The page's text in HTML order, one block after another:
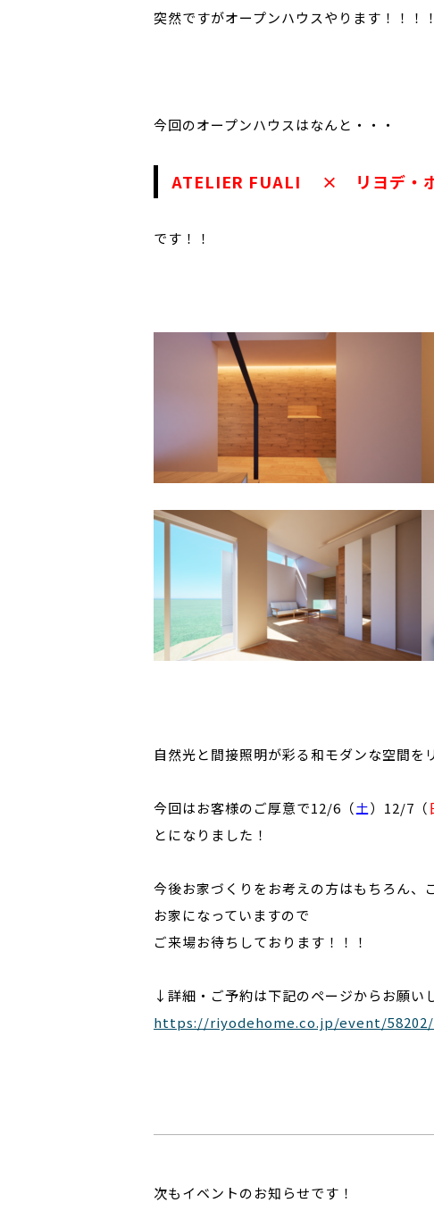
突然ですがオープンハウスやります！！！
今回のオープンハウスはなんと・・・
ATELIER FUALI × リヨデ・
です！！
自然光と間接照明が彩る和モダンな空間を
今回はお客様のご厚意で12/6（土）12/7（
とになりました！
今後お家づくりをお考えの方はもちろん
お家になっていますので
ご来場お待ちしております！！！
↓詳細・ご予約は下記のページからお願い
https://riyodehome.co.jp/event/58202/
次もイベントのお知らせです！